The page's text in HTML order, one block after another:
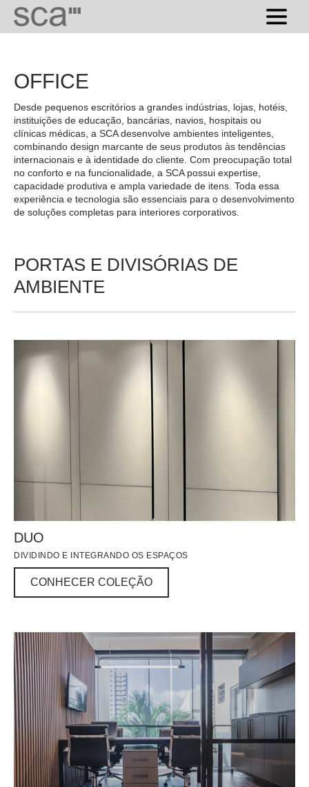
OFFICE
Desde pequenos escritórios a grandes indústrias, lojas, hotéis,
instituições de educação, bancárias, navios, hospitais ou
clínicas médicas, a SCA desenvolve ambientes inteligentes,
combinando design marcante de seus produtos às tendências
internacionais e à identidade do cliente. Com preocupação total
no conforto e na funcionalidade, a SCA possui expertise,
capacidade produtiva e ampla variedade de itens. Toda essa
experiência e tecnologia são essenciais para o desenvolvimento
de soluções completas para interiores corporativos.
PORTAS E DIVISÓRIAS DE
AMBIENTE
DUO
DIVIDINDO E INTEGRANDO OS ESPAÇOS
CONHECER COLEÇÃO
CONHECER COLEÇÃO